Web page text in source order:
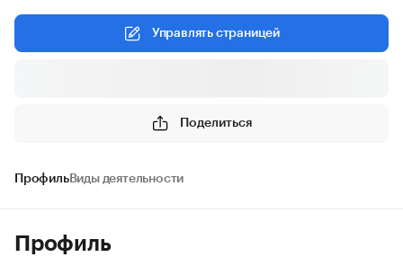
Управлять страницей
Поделиться
ПрофильВиды деятельности
Профиль